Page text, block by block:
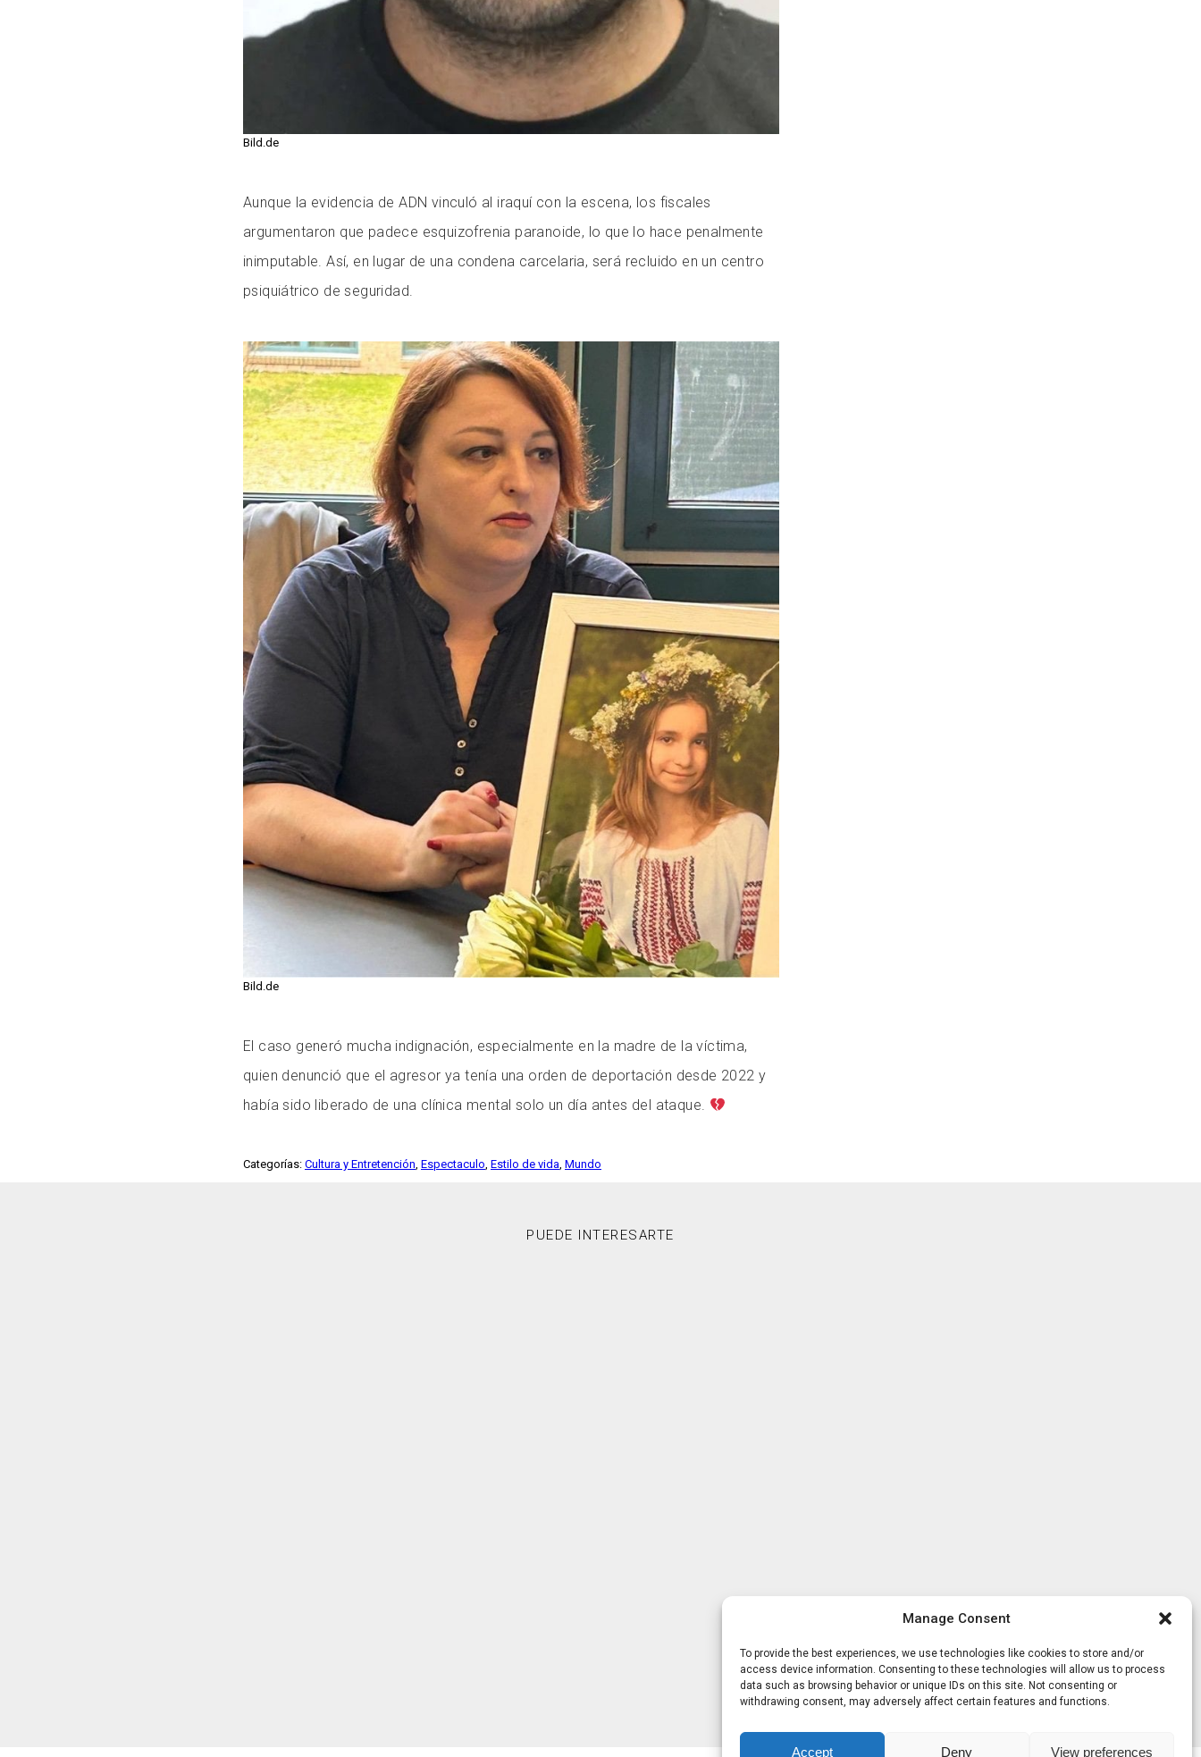
Manage Consent
To provide the best experiences, we use technologies like cookies to store and/or
access device information. Consenting to these technologies will allow us to process
data such as browsing behavior or unique IDs on this site. Not consenting or
withdrawing consent, may adversely affect certain features and functions.
Accept Deny View preferences
Bild.de
Aunque la evidencia de ADN vinculó al iraquí con la escena, los fiscales
argumentaron que padece esquizofrenia paranoide, lo que lo hace penalmente
inimputable. Así, en lugar de una condena carcelaria, será recluido en un centro
psiquiátrico de seguridad.
Bild.de
El caso generó mucha indignación, especialmente en la madre de la víctima,
quien denunció que el agresor ya tenía una orden de deportación desde 2022 y
había sido liberado de una clínica mental solo un día antes del ataque.
Categorías: Cultura y Entretención, Espectaculo, Estilo de vida, Mundo
PUEDE INTERESARTE